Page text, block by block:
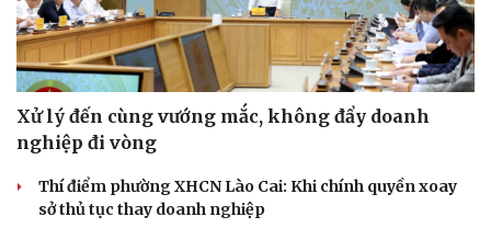
Văn học
Âm nhạc
Di sản
Thời trang
Xử lý đến cùng vướng mắc, không đẩy doanh
nghiệp đi vòng
Thí điểm phường XHCN Lào Cai: Khi chính quyền xoay
sở thủ tục thay doanh nghiệp